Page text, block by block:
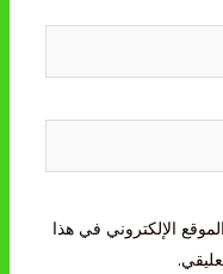
الإلكتروني في هذا